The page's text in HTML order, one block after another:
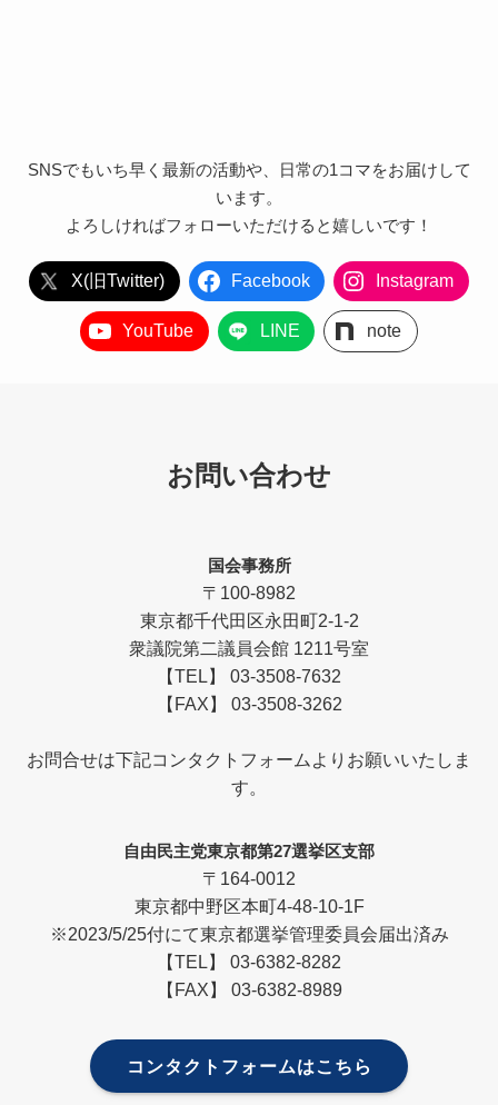
SNSでもいち早く最新の活動や、日常の1コマをお届けして
います。
よろしければフォローいただけると嬉しいです！
X(旧Twitter) Facebook Instagram
YouTube LINE note
お問い合わせ
国会事務所
〒100-8982
東京都千代田区永田町2-1-2
衆議院第二議員会館 1211号室
【TEL】 03-3508-7632
【FAX】 03-3508-3262
お問合せは下記コンタクトフォームよりお願いいたしま
す。
自由民主党東京都第27選挙区支部
〒164-0012
東京都中野区本町4-48-10-1F
※2023/5/25付にて東京都選挙管理委員会届出済み
【TEL】 03-6382-8282
【FAX】 03-6382-8989
コンタクトフォームはこちら